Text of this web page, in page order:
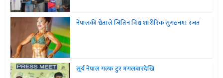
नेपालकी श्वेताले जितिन विश्व शारीरिक सुगठनमा रजत
सूर्य नेपाल गल्फ टुर मंगलबारदेखि